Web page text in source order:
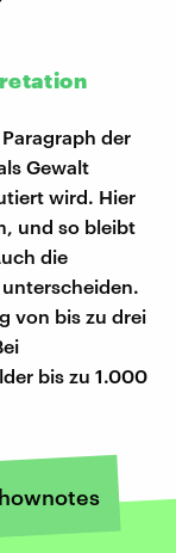
der
Gewalt
wird. Hier
und so bleibt
die
von bis zu drei
bis zu 1.000